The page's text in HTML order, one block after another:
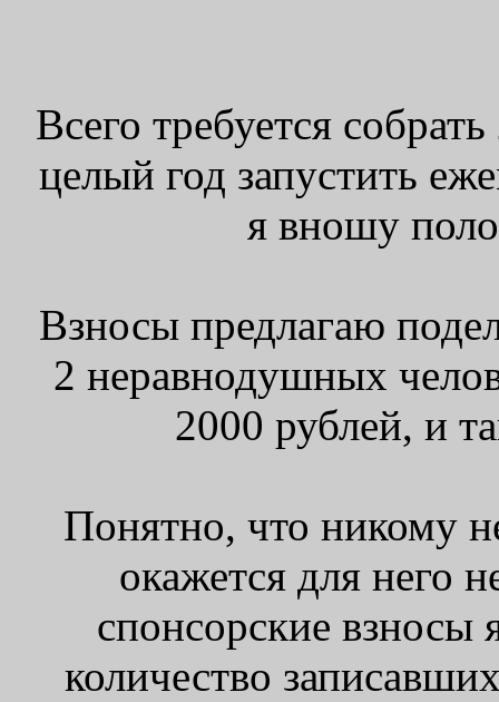
Всего требуется
целый год запустить
я вношу
Взносы предлагаю
2 неравнодушных
2000 рублей, и
Понятно, что никому
окажется для него
спонсорские
количество